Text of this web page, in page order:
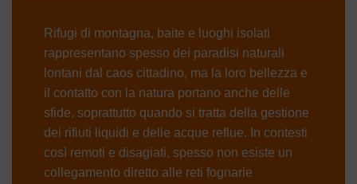
Rifugi di montagna, baite e luoghi isolati
rappresentano spesso dei paradisi naturali
lontani dal caos cittadino, ma la loro bellezza e
il contatto con la natura portano anche delle
sfide, soprattutto quando si tratta della gestione
dei rifiuti liquidi e delle acque reflue. In contesti
così remoti e disagiati, spesso non esiste un
collegamento diretto alle reti fognarie